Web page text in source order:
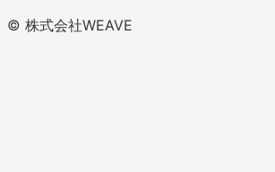
© 株式会社WEAVE